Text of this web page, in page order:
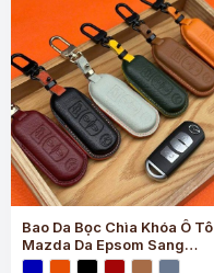
Bao Da Bọc Chìa Khóa Ô Tô
Mazda Da Epsom Sang
Trọng